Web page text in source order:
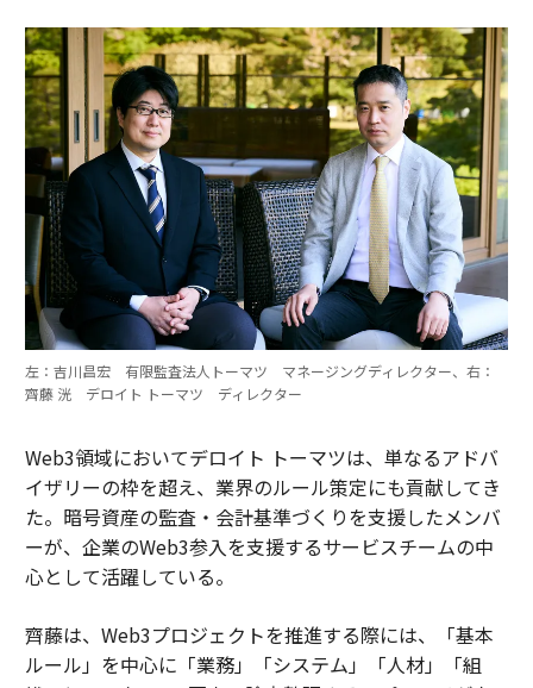
左：吉川昌宏 有限監査法人トーマツ マネージングディレクター、右：
齊藤 洸 デロイト トーマツ ディレクター
Web3領域においてデロイト トーマツは、単なるアドバ
イザリーの枠を超え、業界のルール策定にも貢献してき
た。暗号資産の監査・会計基準づくりを支援したメンバ
ーが、企業のWeb3参入を支援するサービスチームの中
心として活躍している。
齊藤は、Web3プロジェクトを推進する際には、「基本
ルール」を中心に「業務」「システム」「人材」「組